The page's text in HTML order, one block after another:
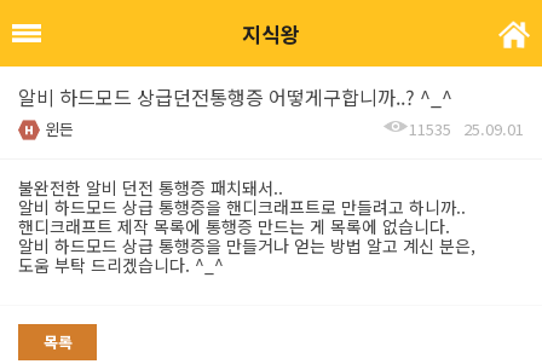
지식왕
알비 하드모드 상급던전통행증 어떻게구합니까..? ^_^
윈든 11535 25.09.01
불완전한 알비 던전 통행증 패치돼서..
알비 하드모드 상급 통행증을 핸디크래프트로 만들려고 하니까..
핸디크래프트 제작 목록에 통행증 만드는 게 목록에 없습니다.
알비 하드모드 상급 통행증을 만들거나 얻는 방법 알고 계신 분은,
도움 부탁 드리겠습니다. ^_^
목록